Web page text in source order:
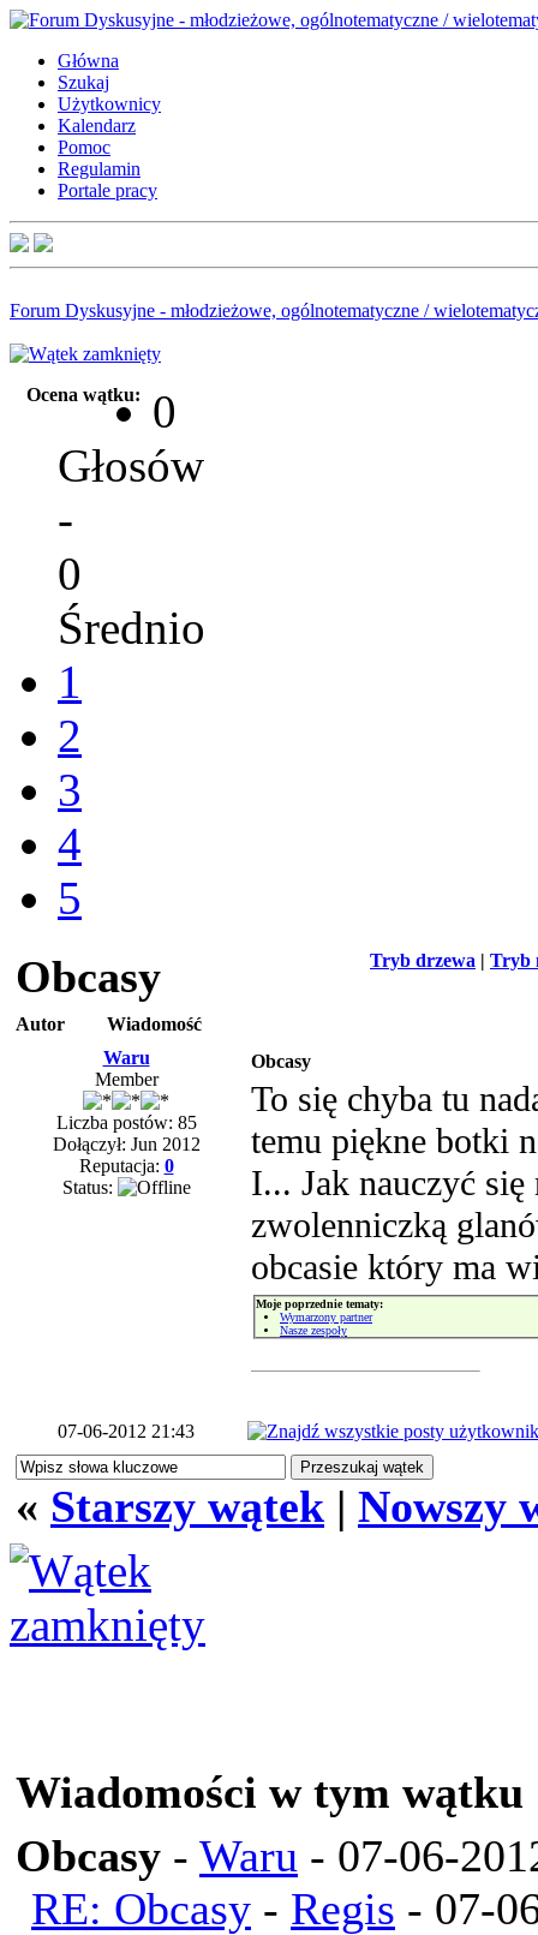
Główna
Szukaj
Użytkownicy
Kalendarz
Pomoc
Regulamin
Portale pracy
Forum Dyskusyjne - młodzieżowe, ogólnotematyczne /
Ocena wątku:
0
Głosów
-
0
Średnio
1
2
3
4
5
Tryb drzewa | Tryb
Obcasy
Autor
Wiadomość
Waru
Member
Liczba postów: 85
Dołączył: Jun 2012
Reputacja: 0
Status:
Obcasy
To się chyba tu
temu piękne botki
I... Jak nauczyć
zwolenniczką
obcasie który ma
Moje poprzednie tematy:
Wymarzony partner
Nasze zespoły
07-06-2012 21:43
« Starszy wątek | Nowszy
Wiadomości w tym wątku
Obcasy - Waru - 07-06-
RE: Obcasy - Regis - 07-